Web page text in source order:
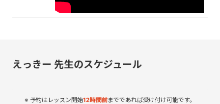
えっきー 先生のスケジュール
予約はレッスン開始12時間前までであれば受け付け可能です。